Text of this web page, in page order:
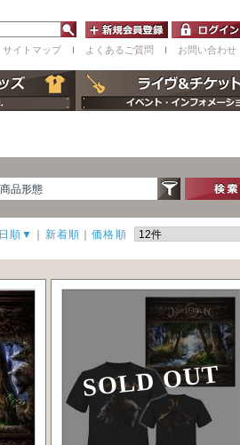
サイトマップ ｌ よくあるご質問 ｌ お問い合わせ
商品形態
順▼ ｜ 新着順 ｜価格順
SOLD OUT